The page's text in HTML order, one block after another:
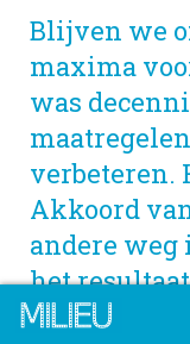
Terug naar
Blijven we
maxima
was
verbeteren.
Akkoord
andere weg
het